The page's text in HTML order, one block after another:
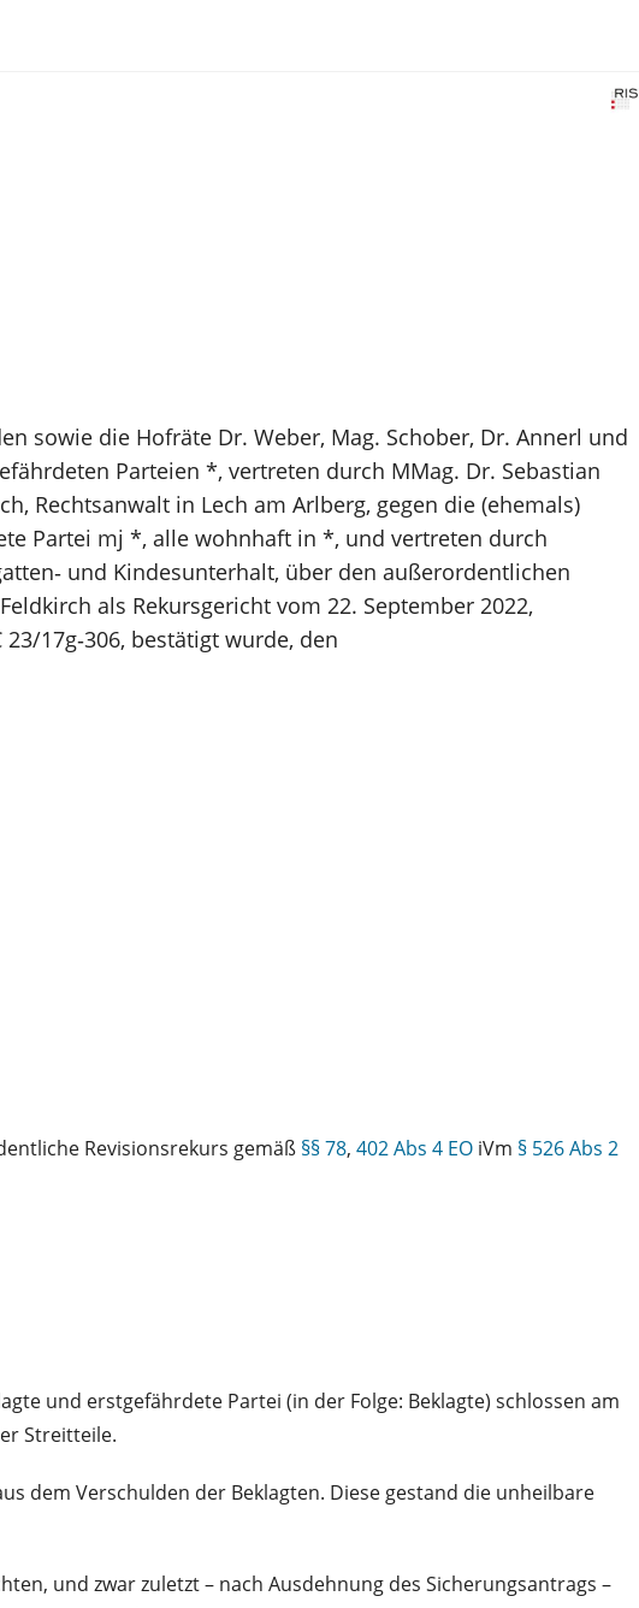
sowie die Hofräte Dr. Weber, Mag. Schober, Dr. Annerl und
Parteien *, vertreten durch MMag. Dr. Sebastian
Rechtsanwalt in Lech am Arlberg, gegen die (ehemals)
Partei mj *, alle wohnhaft in *, und vertreten durch
und Kindesunterhalt, über den außerordentlichen
als Rekursgericht vom 22. September 2022,
17g‑306, bestätigt wurde, den
Revisionsrekurs gemäß §§ 78, 402 Abs 4 EO iVm § 526 Abs 2
und erstgefährdete Partei (in der Folge: Beklagte) schlossen am
Streitteile.
dem Verschulden der Beklagten. Diese gestand die unheilbare
und zwar zuletzt – nach Ausdehnung des Sicherungsantrags –